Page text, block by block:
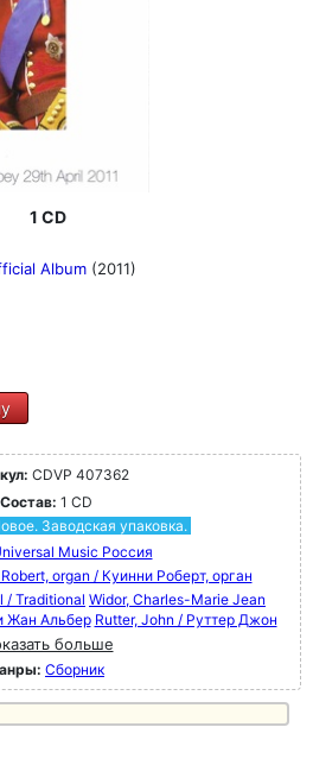
1 CD
Album (2011)
CDVP 407362
Состав: 1 CD
Заводская упаковка.
Music Россия
organ / Куинни Роберт, орган
/ Traditional Widor, Charles-Marie Jean
Жан Альбер Rutter, John / Руттер Джон
больше
Сборник